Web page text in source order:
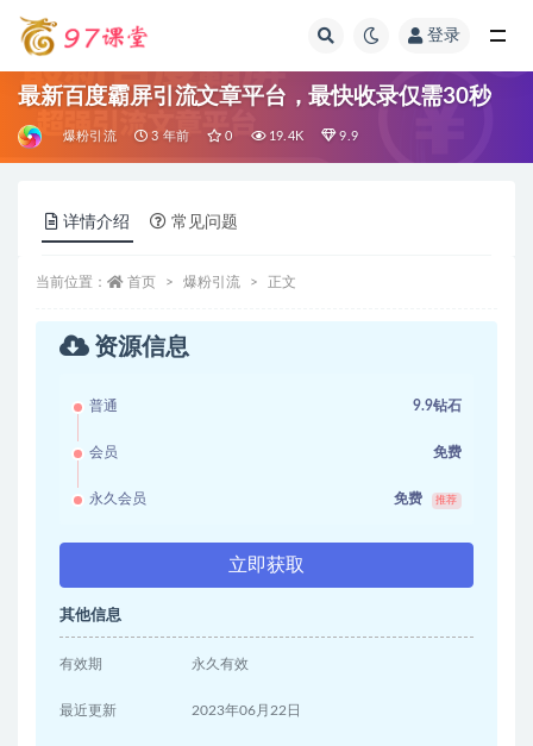
登录
最新百度霸屏引流文章平台，最快收录仅需30秒
爆粉引流 3 年前 0 19.4K 9.9
详情介绍 常见问题
当前位置： 首页 爆粉引流 正文
资源信息
普通 9.9钻石
会员 免费
永久会员 免费 推荐
立即获取
其他信息
有效期 永久有效
最近更新 2023年06月22日